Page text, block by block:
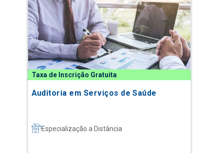
Taxa de Inscrição Gratuita
Auditoria em Serviços de Saúde
Especialização a Distância